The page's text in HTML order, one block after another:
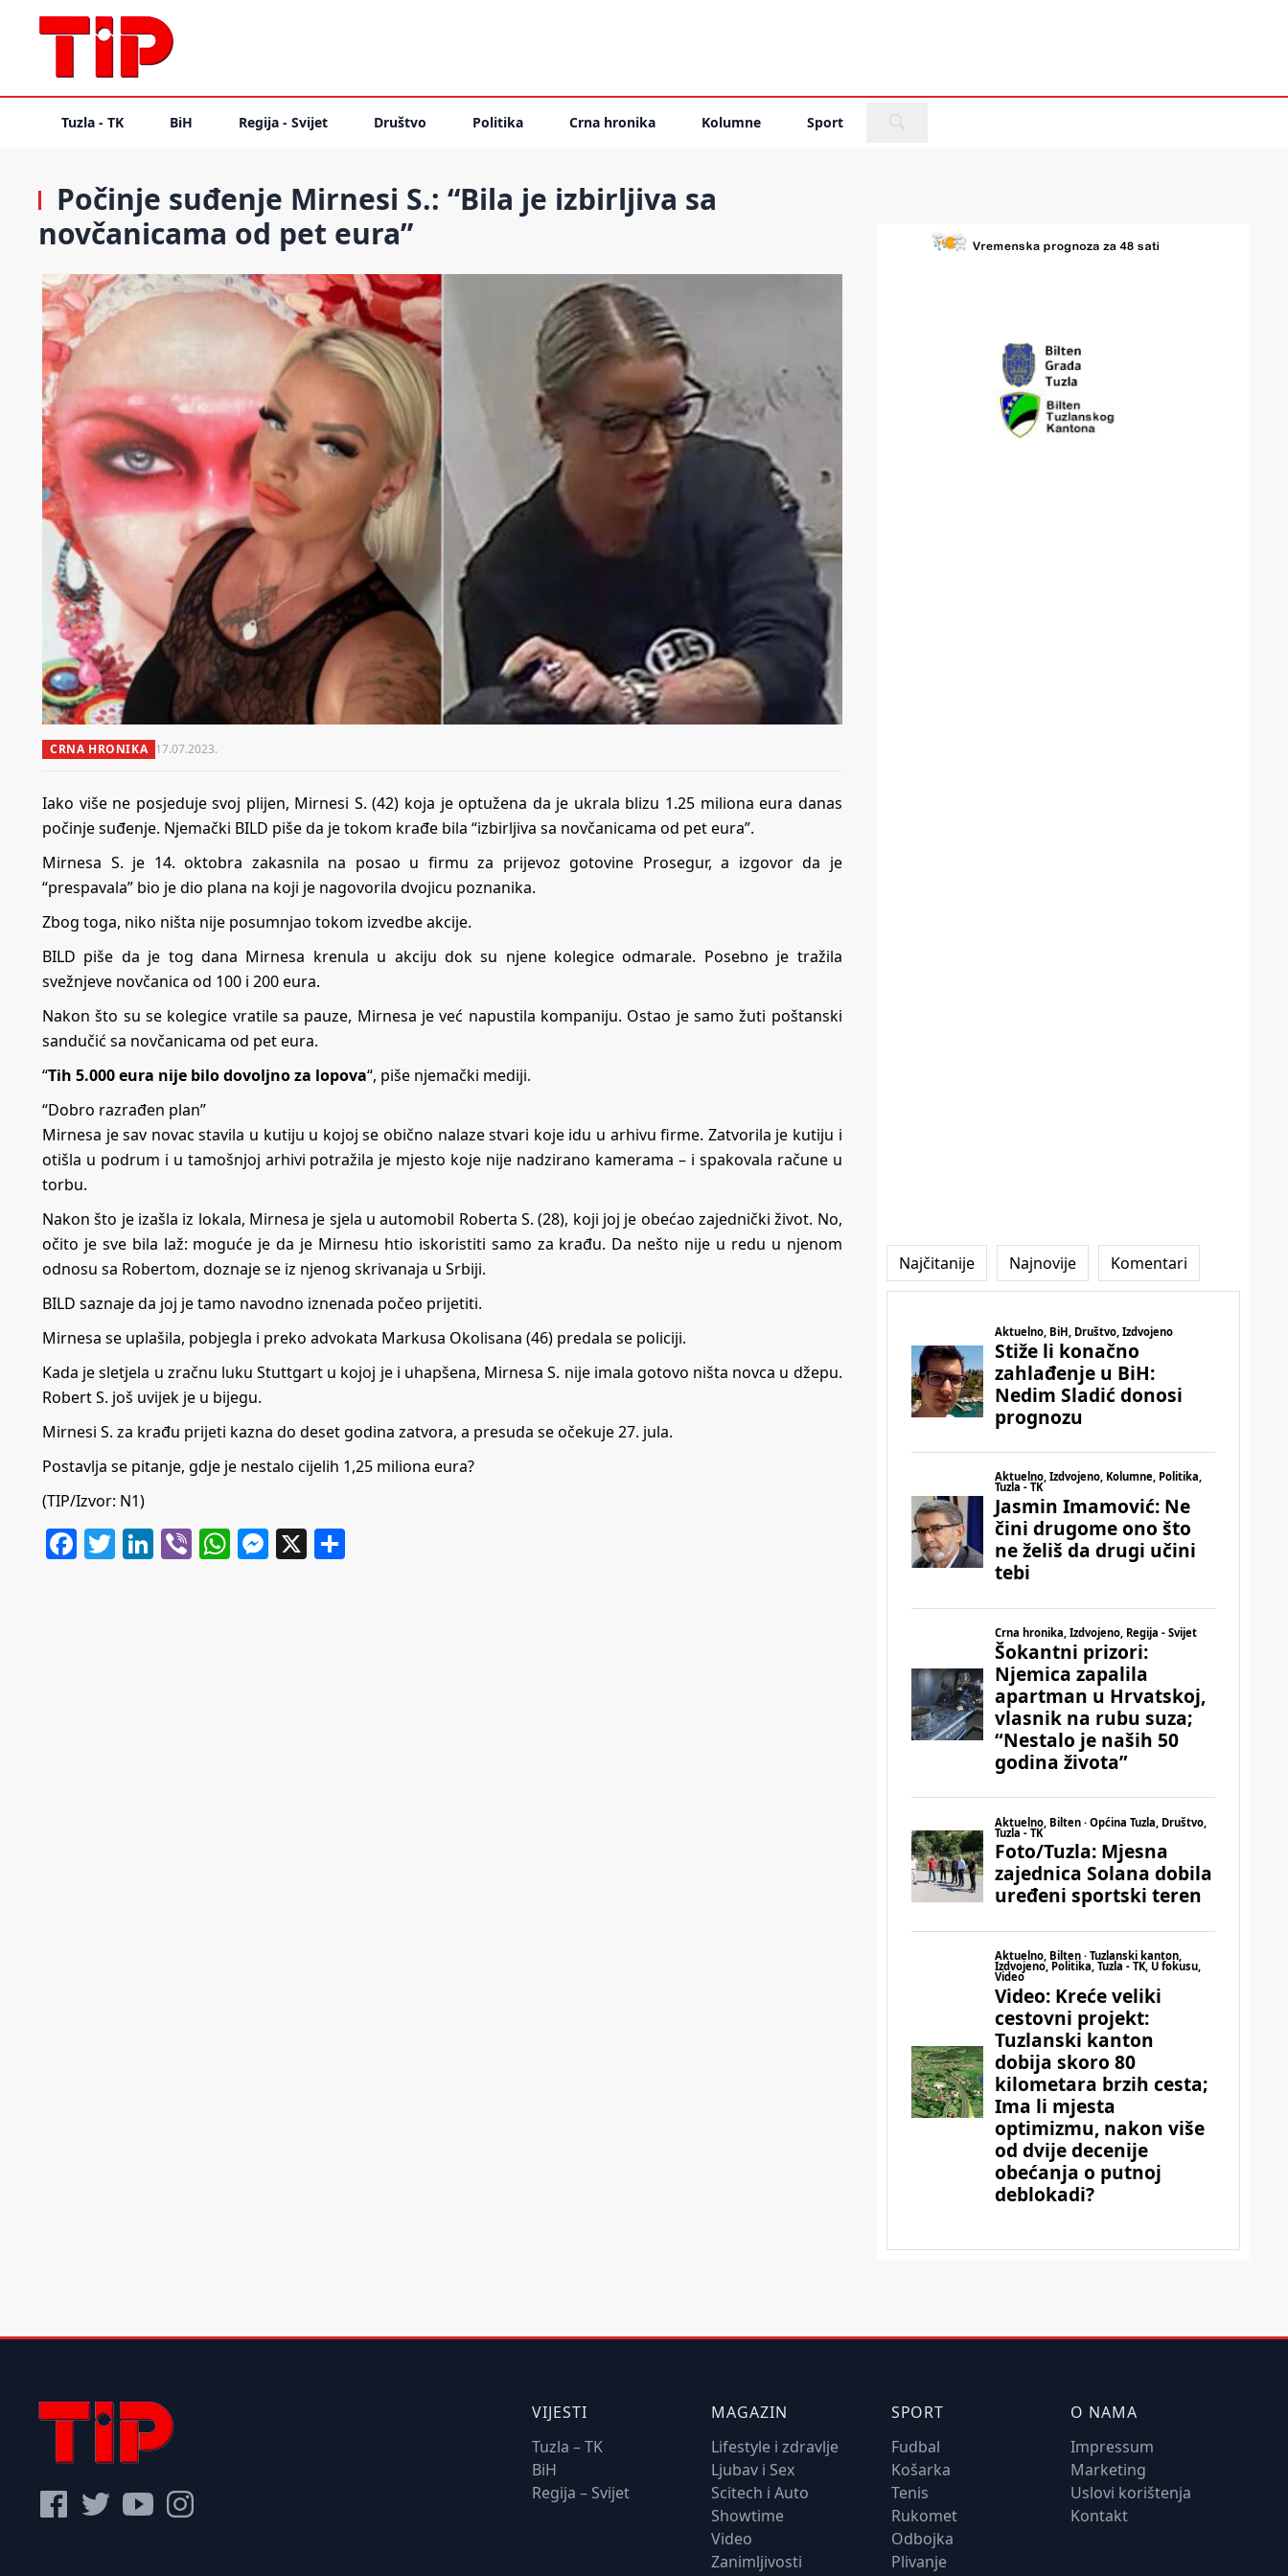
Tuzla - TK BiH Regija - Svijet Društvo Politika Crna hronika Kolumne Sport
Počinje suđenje Mirnesi S.: “Bila je izbirljiva sa
novčanicama od pet eura”
CRNA HRONIKA 17.07.2023.
Iako više ne posjeduje svoj plijen, Mirnesi S. (42) koja je optužena da je ukrala blizu 1.25 miliona eura danas
počinje suđenje. Njemački BILD piše da je tokom krađe bila “izbirljiva sa novčanicama od pet eura”.
Mirnesa S. je 14. oktobra zakasnila na posao u firmu za prijevoz gotovine Prosegur, a izgovor da je
“prespavala” bio je dio plana na koji je nagovorila dvojicu poznanika.
Zbog toga, niko ništa nije posumnjao tokom izvedbe akcije.
BILD piše da je tog dana Mirnesa krenula u akciju dok su njene kolegice odmarale. Posebno je tražila
svežnjeve novčanica od 100 i 200 eura.
Nakon što su se kolegice vratile sa pauze, Mirnesa je već napustila kompaniju. Ostao je samo žuti poštanski
sandučić sa novčanicama od pet eura.
“Tih 5.000 eura nije bilo dovoljno za lopova“, piše njemački mediji.
“Dobro razrađen plan”
Mirnesa je sav novac stavila u kutiju u kojoj se obično nalaze stvari koje idu u arhivu firme. Zatvorila je kutiju i
otišla u podrum i u tamošnjoj arhivi potražila je mjesto koje nije nadzirano kamerama – i spakovala račune u
torbu.
Nakon što je izašla iz lokala, Mirnesa je sjela u automobil Roberta S. (28), koji joj je obećao zajednički život. No,
očito je sve bila laž: moguće je da je Mirnesu htio iskoristiti samo za krađu. Da nešto nije u redu u njenom
odnosu sa Robertom, doznaje se iz njenog skrivanaja u Srbiji.
BILD saznaje da joj je tamo navodno iznenada počeo prijetiti.
Mirnesa se uplašila, pobjegla i preko advokata Markusa Okolisana (46) predala se policiji.
Kada je sletjela u zračnu luku Stuttgart u kojoj je i uhapšena, Mirnesa S. nije imala gotovo ništa novca u džepu.
Robert S. još uvijek je u bijegu.
Mirnesi S. za krađu prijeti kazna do deset godina zatvora, a presuda se očekuje 27. jula.
Postavlja se pitanje, gdje je nestalo cijelih 1,25 miliona eura?
(TIP/Izvor: N1)
Facebook
Twitter
LinkedIn
ViberWhatsApp
Messenger
X
Najčitanije Najnovije Komentari
VIJESTI
Tuzla – TK
BiH
Regija – Svijet
MAGAZIN
Lifestyle i zdravlje
Ljubav i Sex
Scitech i Auto
Showtime
Video
Zanimljivosti
SPORT
Fudbal
Košarka
Tenis
Rukomet
Odbojka
Plivanje
O NAMA
Impressum
Marketing
Uslovi korištenja
Kontakt